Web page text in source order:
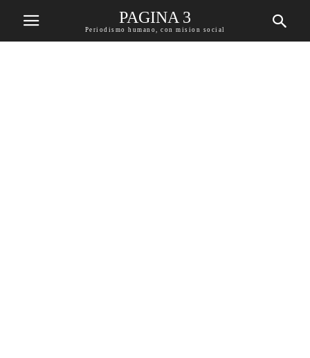
PAGINA 3
Periodismo humano, con mision social